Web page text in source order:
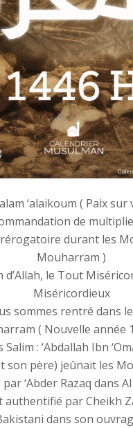
‘alaikoum ( Paix sur
de
durant les
Mouharram )
d’Allah, le Tout
Miséricordieux
sommes rentré dans
( Nouvelle année
Salim : ‘Abdallah Ibn
son père) jeûnait les
‘Abder Razaq dans
authentifié par Cheikh
dans son